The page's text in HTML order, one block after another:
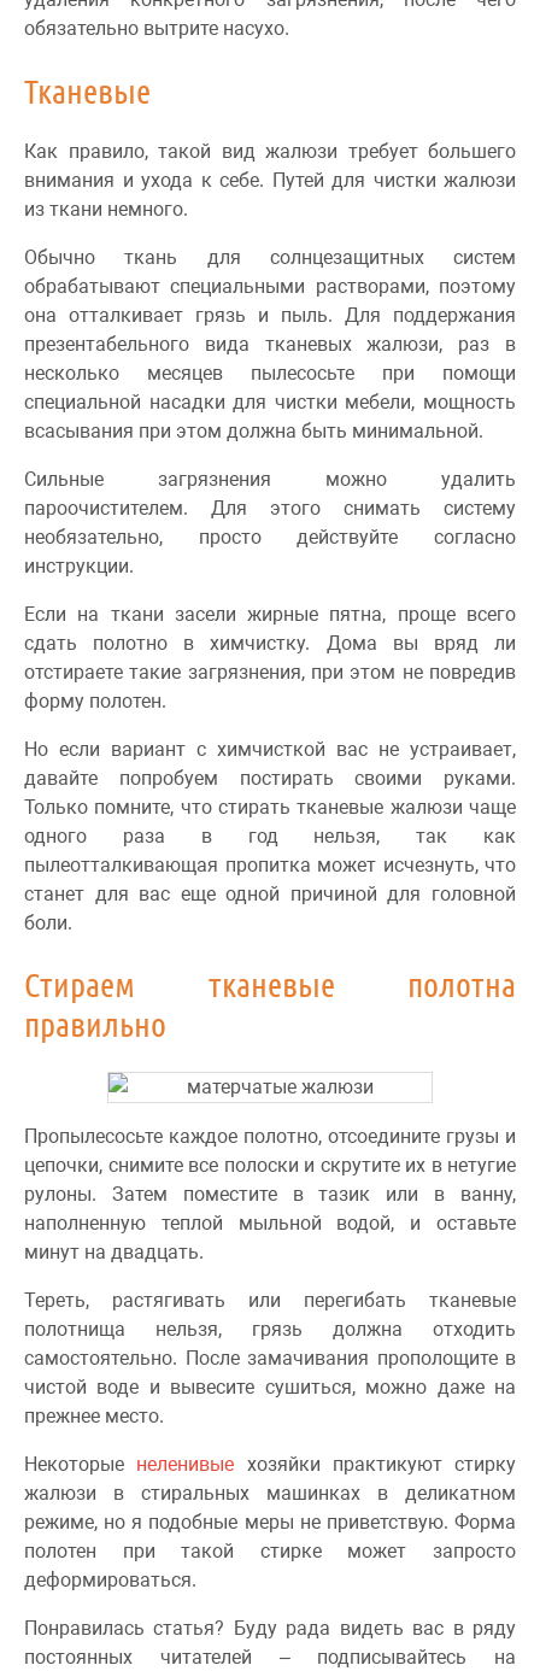
обязательно вытрите насухо.
Тканевые
Как правило, такой вид жалюзи требует большего
внимания и ухода к себе. Путей для чистки жалюзи
из ткани немного.
Обычно ткань для солнцезащитных систем
обрабатывают специальными растворами, поэтому
она отталкивает грязь и пыль. Для поддержания
презентабельного вида тканевых жалюзи, раз в
несколько месяцев пылесосьте при помощи
специальной насадки для чистки мебели, мощность
всасывания при этом должна быть минимальной.
Сильные загрязнения можно удалить
пароочистителем. Для этого снимать систему
необязательно, просто действуйте согласно
инструкции.
Если на ткани засели жирные пятна, проще всего
сдать полотно в химчистку. Дома вы вряд ли
отстираете такие загрязнения, при этом не повредив
форму полотен.
Но если вариант с химчисткой вас не устраивает,
давайте попробуем постирать своими руками.
Только помните, что стирать тканевые жалюзи чаще
одного раза в год нельзя, так как
пылеотталкивающая пропитка может исчезнуть, что
станет для вас еще одной причиной для головной
боли.
Стираем тканевые полотна
правильно
Пропылесосьте каждое полотно, отсоедините грузы и
цепочки, снимите все полоски и скрутите их в нетугие
рулоны. Затем поместите в тазик или в ванну,
наполненную теплой мыльной водой, и оставьте
минут на двадцать.
Тереть, растягивать или перегибать тканевые
полотнища нельзя, грязь должна отходить
самостоятельно. После замачивания прополощите в
чистой воде и вывесите сушиться, можно даже на
прежнее место.
Некоторые неленивые хозяйки практикуют стирку
жалюзи в стиральных машинках в деликатном
режиме, но я подобные меры не приветствую. Форма
полотен при такой стирке может запросто
деформироваться.
Понравилась статья? Буду рада видеть вас в ряду
постоянных читателей – подписывайтесь на